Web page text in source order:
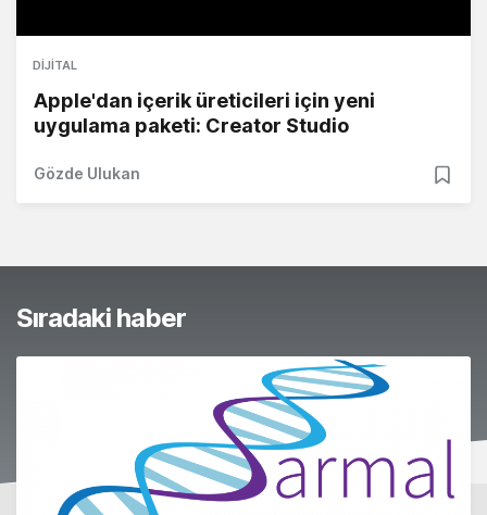
DIJITAL
Apple'dan içerik üreticileri için yeni
uygulama paketi: Creator Studio
Gözde Ulukan
Sıradaki haber